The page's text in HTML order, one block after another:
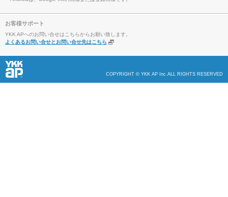
お客様サポート
YKK APへのお問い合せはこちらからお願い致します。
よくあるお問い合せとお問い合せ先はこちら
COPYRIGHT © YKK AP Inc.ALL RIGHTS RESERVED